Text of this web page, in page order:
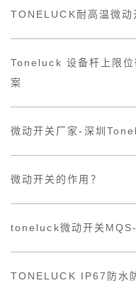
TONELUCK耐高温微动
Toneluck 设备杆上限位
案
微动开关厂家-深圳
微动开关的作用？
toneluck微动开关
TONELUCK IP67防水